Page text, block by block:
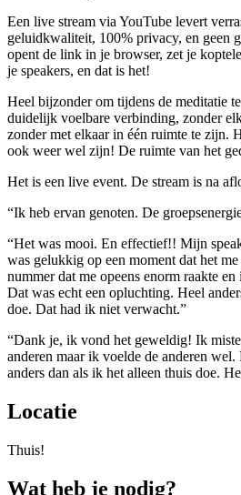
Een live stream via YouTube levert
geluidkwaliteit, 100% privacy, en geen
opent de link in je browser, zet je
je speakers, en dat is het!
Heel bijzonder om tijdens de meditatie
duidelijk voelbare verbinding, zonder
zonder met elkaar in één ruimte te zijn.
ook weer wel zijn! De ruimte van het
Het is een live event. De stream is na
“Ik heb ervan genoten. De
“Het was mooi. En effectief!! Mijn
was gelukkig op een moment dat het
nummer dat me opeens enorm raakte
Dat was echt een opluchting. Heel
doe. Dat had ik niet verwacht.”
“Dank je, ik vond het geweldig! Ik
anderen maar ik voelde de anderen wel.
anders dan als ik het alleen thuis doe.
Locatie
Thuis!
Wat heb je nodig?